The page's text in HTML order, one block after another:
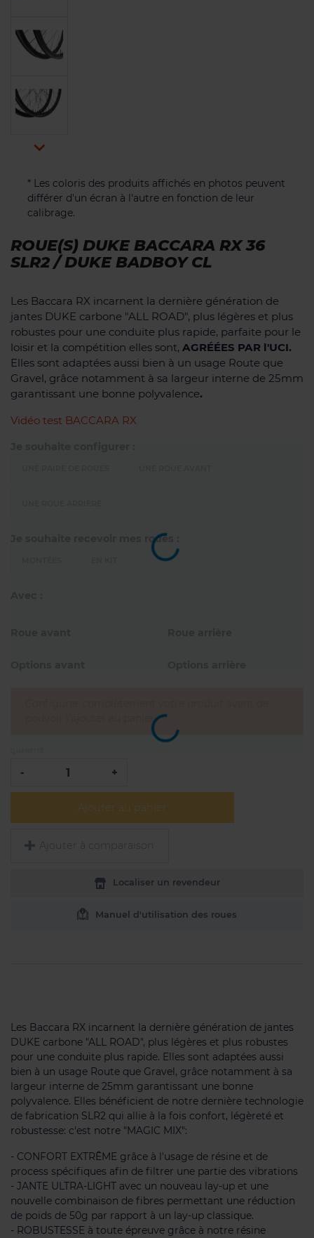

* Les coloris des produits affichés en photos peuvent
différer d'un écran à l'autre en fonction de leur
calibrage.
ROUE(S) DUKE BACCARA RX 36
SLR2 / DUKE BADBOY CL
Les Baccara RX incarnent la dernière génération de
jantes DUKE carbone "ALL ROAD", plus légères et plus
robustes pour une conduite plus rapide, parfaite pour le
loisir et la compétition elles sont, AGRÉÉES PAR l'UCI.
Elles sont adaptées aussi bien à un usage Route que
Gravel, grâce notamment à sa largeur interne de 25mm
garantissant une bonne polyvalence.
Vidéo test BACCARA RX
Je souhaite recevoir mes roues :
pouvoir l'ajouter au panier
- +
Ajouter au panier
Ajouter à comparaison
Localiser un revendeur
Manuel d'utilisation des roues
Les Baccara RX incarnent la dernière génération de jantes
DUKE carbone "ALL ROAD", plus légères et plus robustes
pour une conduite plus rapide. Elles sont adaptées aussi
bien à un usage Route que Gravel, grâce notamment à sa
largeur interne de 25mm garantissant une bonne
polyvalence. Elles bénéficient de notre dernière technologie
de fabrication SLR2 qui allie à la fois confort, légèreté et
robustesse: c'est notre "MAGIC MIX":
- CONFORT EXTRÊME grâce à l'usage de résine et de
process spécifiques afin de filtrer une partie des vibrations
- JANTE ULTRA-LIGHT avec un nouveau lay-up et une
nouvelle combinaison de fibres permettant une réduction
de poids de 50g par rapport à un lay-up classique.
- ROBUSTESSE à toute épreuve grâce à notre résine